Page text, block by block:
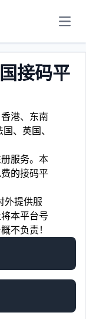
接码平
港、东南
、英国、
服务。本
的接码平
外提供服
本平台号
不负责！